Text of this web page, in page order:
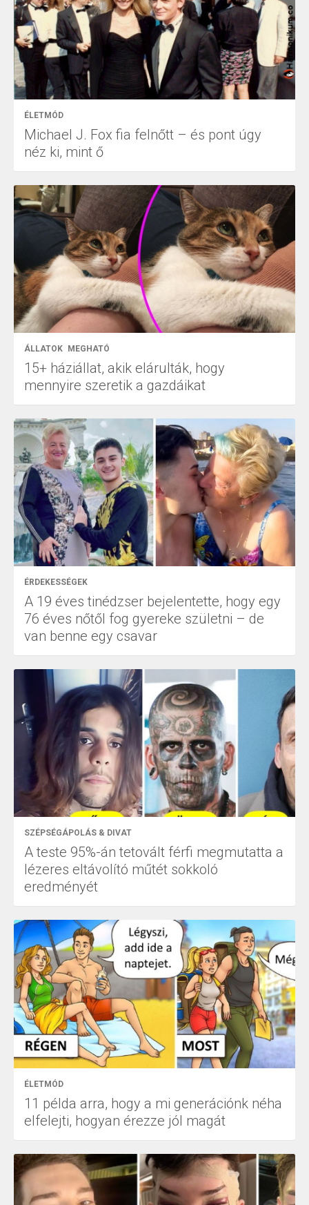
ÉLETMÓD
Michael J. Fox fia felnőtt – és pont úgy
néz ki, mint ő
ÁLLATOK MEGHATÓ
15+ háziállat, akik elárulták, hogy
mennyire szeretik a gazdáikat
ÉRDEKESSÉGEK
A 19 éves tinédzser bejelentette, hogy egy
76 éves nőtől fog gyereke születni – de
van benne egy csavar
SZÉPSÉGÁPOLÁS & DIVAT
A teste 95%-án tetovált férfi megmutatta a
lézeres eltávolító műtét sokkoló
eredményét
ÉLETMÓD
11 példa arra, hogy a mi generációnk néha
elfelejti, hogyan érezze jól magát